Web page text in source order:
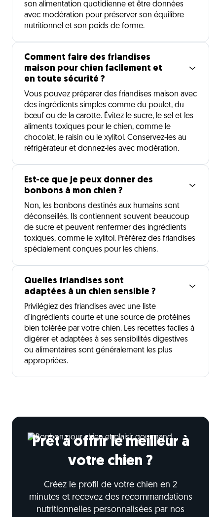
son alimentation quotidienne et être données
avec modération pour préserver son équilibre
nutritionnel et son poids de forme.
Comment faire des friandises
maison pour chien facilement et
en toute sécurité ?
Vous pouvez préparer des friandises maison avec
des ingrédients simples comme du poulet, du
bœuf ou de la carotte. Évitez le sucre, le sel et les
aliments toxiques pour le chien, comme le
chocolat, le raisin ou le xylitol. Conservez-les au
réfrigérateur et donnez-les avec modération.
Est-ce que je peux donner des
bonbons à mon chien ?
Non, les bonbons destinés aux humains sont
déconseillés. Ils contiennent souvent beaucoup
de sucre et peuvent renfermer des ingrédients
toxiques, comme le xylitol. Préférez des friandises
spécialement conçues pour les chiens.
Quelles friandises sont
adaptées à un chien sensible ?
Privilégiez des friandises avec une liste
d'ingrédients courte et une source de protéines
bien tolérée par votre chien. Les recettes faciles à
digérer et adaptées à ses sensibilités digestives
ou alimentaires sont généralement les plus
appropriées.
Prêt à offrir le meilleur à
votre chien ?
Créez le profil de votre chien en 2
minutes et recevez des recommandations
nutritionnelles personnalisées par nos